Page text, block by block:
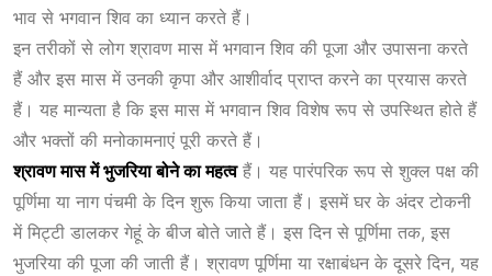
भाव से भगवान शिव का ध्यान करते हैं।
इन तरीकों से लोग श्रावण मास में भगवान शिव की पूजा और उपासना करते
हैं और इस मास में उनकी कृपा और आशीर्वाद प्राप्त करने का प्रयास करते
हैं। यह मान्यता है कि इस मास में भगवान शिव विशेष रूप से उपस्थित होते हैं
और भक्तों की मनोकामनाएं पूरी करते हैं।
श्रावण मास में भुजरिया बोने का महत्वहैं। यह पारंपरिक रूप से शुक्ल पक्ष की
पूर्णिमा या नाग पंचमी के दिन शुरू किया जाता हैं। इसमें घर के अंदर टोकनी
में मिट्टी डालकर गेहूं के बीज बोते जाते हैं। इस दिन से पूर्णिमा तक, इस
भुजरिया की पूजा की जाती हैं। श्रावण पूर्णिमा या रक्षाबंधन के दूसरे दिन, यह